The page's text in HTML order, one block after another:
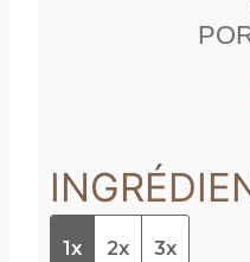
1x 2x 3x